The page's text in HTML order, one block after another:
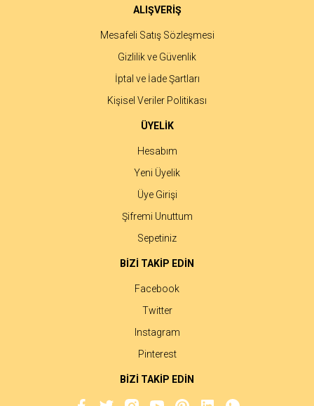
ALIŞVERİŞ
Mesafeli Satış Sözleşmesi
Gizlilik ve Güvenlik
İptal ve İade Şartları
Kişisel Veriler Politikası
ÜYELİK
Hesabım
Yeni Üyelik
Üye Girişi
Şifremi Unuttum
Sepetiniz
BİZİ TAKİP EDİN
Facebook
Twitter
Instagram
Pinterest
BİZİ TAKİP EDİN